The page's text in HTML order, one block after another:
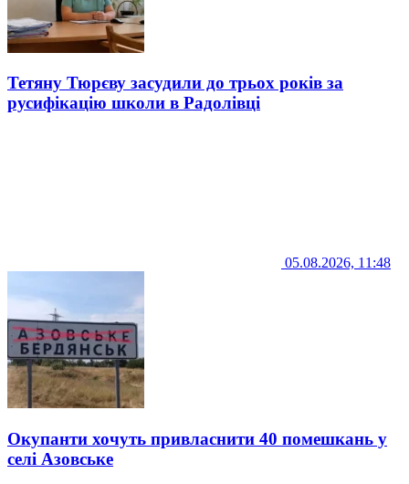
Тетяну Тюрєву засудили до трьох років за
русифікацію школи в Радолівці
05.08.2026, 11:48
Окупанти хочуть привласнити 40 помешкань у
селі Азовське